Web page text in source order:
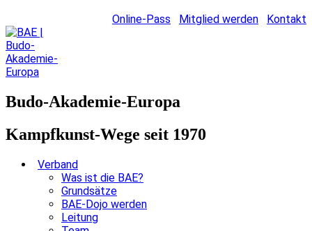
Online-Pass Mitglied werden Kontakt
Budo-Akademie-Europa
Kampfkunst-Wege seit 1970
Verband
Was ist die BAE?
Grundsätze
BAE-Dojo werden
Leitung